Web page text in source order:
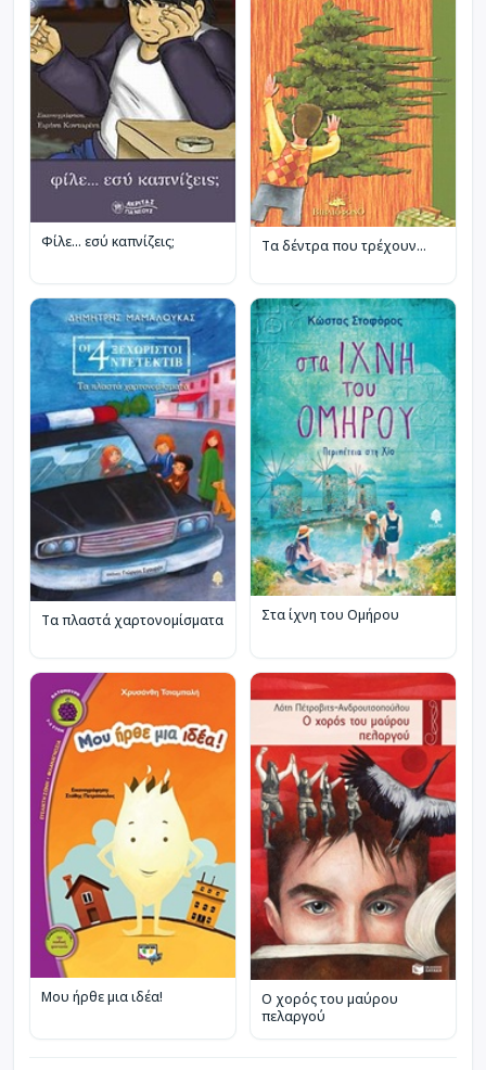
Φίλε... εσύ καπνίζεις; Τα δέντρα που τρέχουν...
Τα πλαστά χαρτονομίσματα Στα ίχνη του Ομήρου
Μου ήρθε μια ιδέα!
Ο χορός του μαύρου
πελαργού